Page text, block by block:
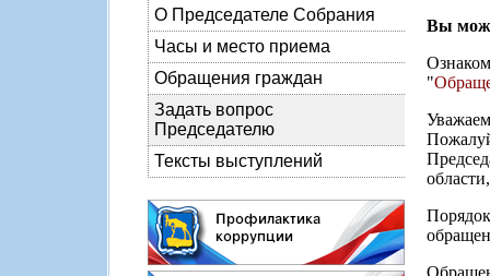
О Председателе Собрания
Часы и место приема
Обращения граждан
Задать вопрос
Председателю
Тексты выступлений
Вы
"